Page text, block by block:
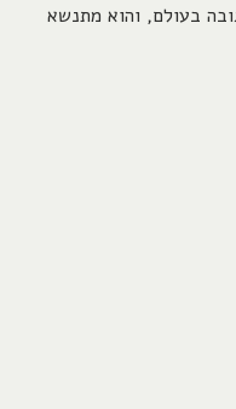
בעולם, והוא מתנשא